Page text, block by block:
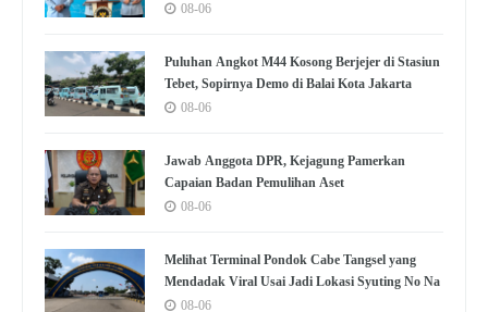
08-06
Puluhan Angkot M44 Kosong Berjejer di Stasiun
Tebet, Sopirnya Demo di Balai Kota Jakarta
08-06
Jawab Anggota DPR, Kejagung Pamerkan
Capaian Badan Pemulihan Aset
08-06
Melihat Terminal Pondok Cabe Tangsel yang
Mendadak Viral Usai Jadi Lokasi Syuting No Na
08-06